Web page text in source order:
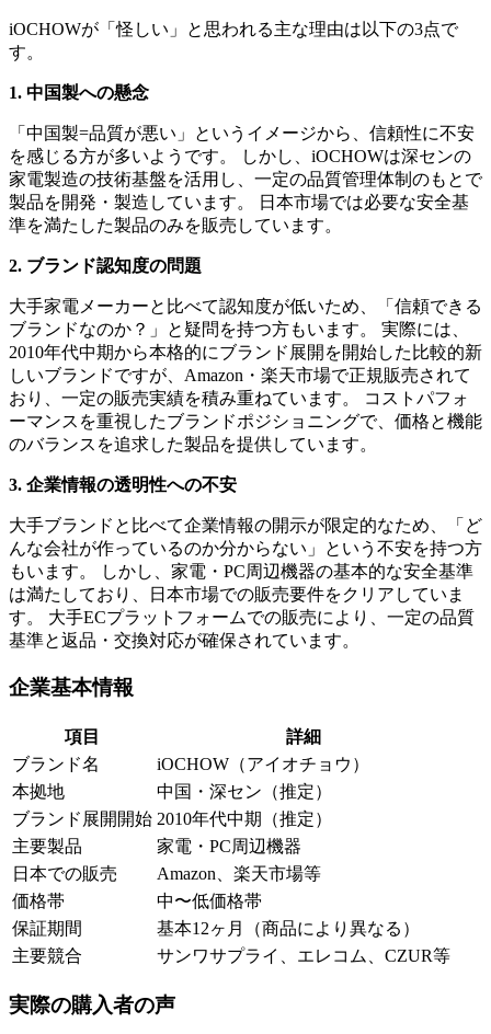
iOCHOWが「怪しい」と思われる主な理由は以下の3点で
す。
1. 中国製への懸念
「中国製=品質が悪い」というイメージから、信頼性に不安
を感じる方が多いようです。 しかし、iOCHOWは深センの
家電製造の技術基盤を活用し、一定の品質管理体制のもとで
製品を開発・製造しています。 日本市場では必要な安全基
準を満たした製品のみを販売しています。
2. ブランド認知度の問題
大手家電メーカーと比べて認知度が低いため、「信頼できる
ブランドなのか？」と疑問を持つ方もいます。 実際には、
2010年代中期から本格的にブランド展開を開始した比較的新
しいブランドですが、Amazon・楽天市場で正規販売されて
おり、一定の販売実績を積み重ねています。 コストパフォ
ーマンスを重視したブランドポジショニングで、価格と機能
のバランスを追求した製品を提供しています。
3. 企業情報の透明性への不安
大手ブランドと比べて企業情報の開示が限定的なため、「ど
んな会社が作っているのか分からない」という不安を持つ方
もいます。 しかし、家電・PC周辺機器の基本的な安全基準
は満たしており、日本市場での販売要件をクリアしていま
す。 大手ECプラットフォームでの販売により、一定の品質
基準と返品・交換対応が確保されています。
企業基本情報
項目
詳細
ブランド名
iOCHOW（アイオチョウ）
本拠地
中国・深セン（推定）
ブランド展開開始 2010年代中期（推定）
主要製品
家電・PC周辺機器
日本での販売
Amazon、楽天市場等
価格帯
中〜低価格帯
保証期間
基本12ヶ月（商品により異なる）
主要競合
サンワサプライ、エレコム、CZUR等
実際の購入者の声